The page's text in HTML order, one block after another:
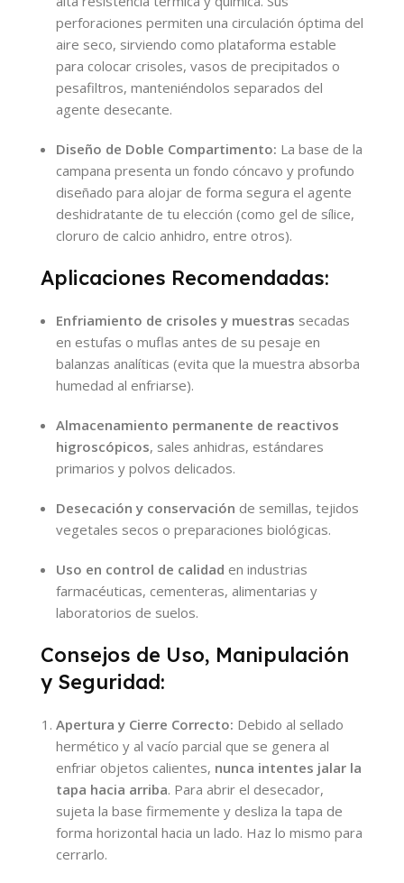
perforaciones permiten una circulación óptima del
aire seco, sirviendo como plataforma estable
para colocar crisoles, vasos de precipitados o
pesafiltros, manteniéndolos separados del
agente desecante.
Diseño de Doble Compartimento: La base de la
campana presenta un fondo cóncavo y profundo
diseñado para alojar de forma segura el agente
deshidratante de tu elección (como gel de sílice,
cloruro de calcio anhidro, entre otros).
Aplicaciones Recomendadas:
Enfriamiento de crisoles y muestras secadas
en estufas o muflas antes de su pesaje en
balanzas analíticas (evita que la muestra absorba
humedad al enfriarse).
Almacenamiento permanente de reactivos
higroscópicos, sales anhidras, estándares
primarios y polvos delicados.
Desecación y conservación de semillas, tejidos
vegetales secos o preparaciones biológicas.
Uso en control de calidad en industrias
farmacéuticas, cementeras, alimentarias y
laboratorios de suelos.
Consejos de Uso, Manipulación
y Seguridad:
Apertura y Cierre Correcto: Debido al sellado
hermético y al vacío parcial que se genera al
enfriar objetos calientes, nunca intentes jalar la
tapa hacia arriba. Para abrir el desecador,
sujeta la base firmemente y desliza la tapa de
forma horizontal hacia un lado. Haz lo mismo para
cerrarlo.